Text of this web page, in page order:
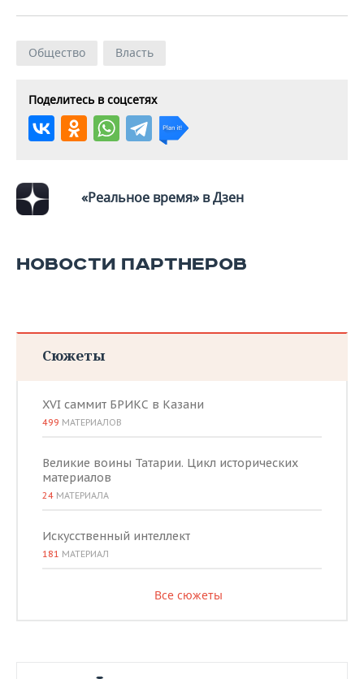
Общество Власть
Поделитесь в соцсетях
«Реальное время» в Дзен
НОВОСТИ ПАРТНЕРОВ
Сюжеты
XVI саммит БРИКС в Казани
499 МАТЕРИАЛОВ
Великие воины Татарии. Цикл исторических
материалов
24 МАТЕРИАЛА
Искусственный интеллект
181 МАТЕРИАЛ
Все сюжеты